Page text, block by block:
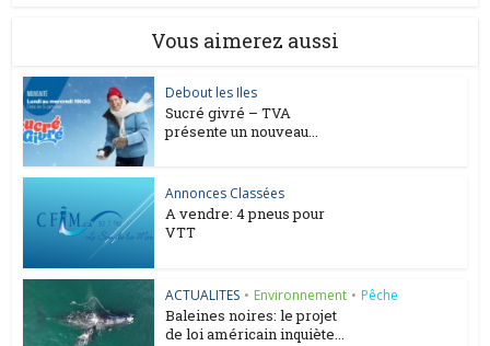
Vous aimerez aussi
Debout les Iles
Sucré givré – TVA
présente un nouveau...
Annonces Classées
A vendre: 4 pneus pour
VTT
ACTUALITES • Environnement • Pêche
Baleines noires: le projet
de loi américain inquiète...